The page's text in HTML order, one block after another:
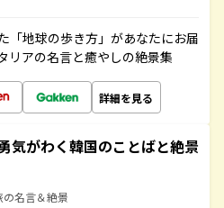
「地球の歩き方」があなたにお届
リアの名言と癒やしの絶景集
詳細を見る
気がわく韓国のことばと絶景
の名言＆絶景